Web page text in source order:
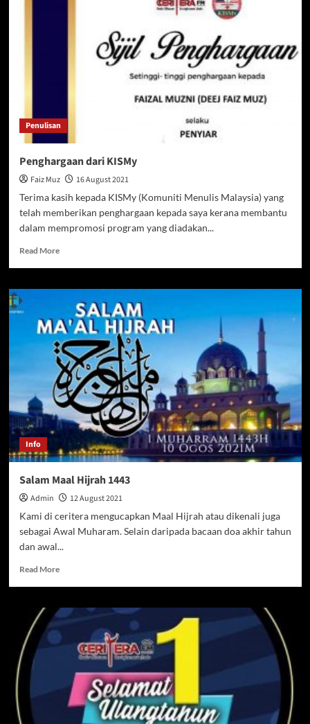
Penulisan
Penghargaan dari KISMy
Faiz Muz
16 August 2021
Terima kasih kepada KISMy (Komuniti Menulis Malaysia) yang
telah memberikan penghargaan kepada saya kerana membantu
dalam mempromosi program yang diadakan...
Read MoreRead
Penghargaan
KISMy
Info
Salam Maal Hijrah 1443
Admin
12 August 2021
Kami di ceritera mengucapkan Maal Hijrah atau dikenali juga
sebagai Awal Muharam. Selain daripada bacaan doa akhir tahun
dan awal...
Read MoreRead
Salam
Maal
Hijrah
1443